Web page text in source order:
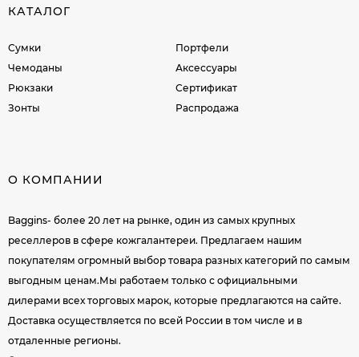
КАТАЛОГ
Сумки
Чемоданы
Рюкзаки
Зонты
Портфели
Аксессуары
Сертификат
Распродажа
О КОМПАНИИ
Baggins- более 20 лет на рынке, один из самых крупных
реселлеров в сфере кожгалантереи. Предлагаем нашим
покупателям огромный выбор товара разных категорий по самым
выгодным ценам.Мы работаем только с официальными
дилерами всех торговых марок, которые предлагаются на сайте.
Доставка осуществляется по всей России в том числе и в
отдаленные регионы.